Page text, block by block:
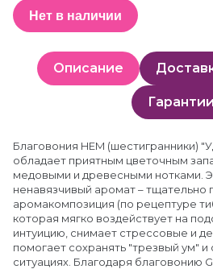
Нет в наличии
Описание
Гарантии
Благовония HEM (шестигранники)
обладает приятным цветочным
медовыми и древесными нотками.
ненавязчивый аромат – тщательно
аромакомпозиция (по рецептуре
которая мягко воздействует на
интуицию, снимает стрессовые и
помогает сохранять "трезвый ум"
ситуациях. Благодаря благовонию